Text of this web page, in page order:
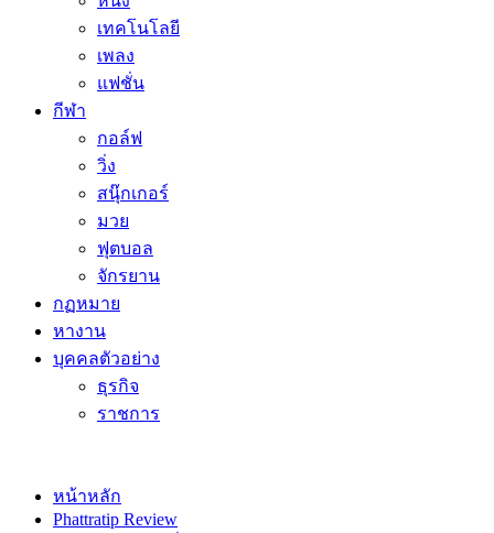
เทคโนโลยี
เพลง
แฟชั่น
กีฬา
กอล์ฟ
วิ่ง
สนุ๊กเกอร์
มวย
ฟุตบอล
จักรยาน
กฏหมาย
หางาน
บุคคลตัวอย่าง
ธุรกิจ
ราชการ
หน้าหลัก
Phattratip Review